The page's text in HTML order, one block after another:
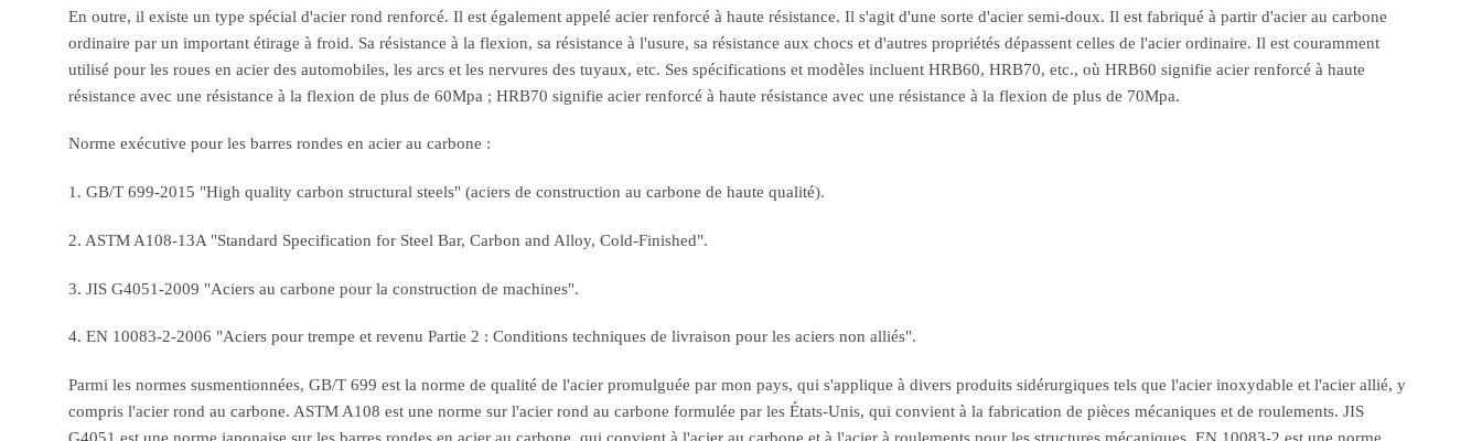
En outre, il existe un type spécial d'acier rond renforcé. Il est également appelé acier renforcé à haute résistance. Il s'agit d'une sorte d'acier semi-doux. Il est fabriqué à partir d'acier au carbone
ordinaire par un important étirage à froid. Sa résistance à la flexion, sa résistance à l'usure, sa résistance aux chocs et d'autres propriétés dépassent celles de l'acier ordinaire. Il est couramment
utilisé pour les roues en acier des automobiles, les arcs et les nervures des tuyaux, etc. Ses spécifications et modèles incluent HRB60, HRB70, etc., où HRB60 signifie acier renforcé à haute
résistance avec une résistance à la flexion de plus de 60Mpa ; HRB70 signifie acier renforcé à haute résistance avec une résistance à la flexion de plus de 70Mpa.
Norme exécutive pour les barres rondes en acier au carbone :
1. GB/T 699-2015 "High quality carbon structural steels" (aciers de construction au carbone de haute qualité).
2. ASTM A108-13A "Standard Specification for Steel Bar, Carbon and Alloy, Cold-Finished".
3. JIS G4051-2009 "Aciers au carbone pour la construction de machines".
4. EN 10083-2-2006 "Aciers pour trempe et revenu Partie 2 : Conditions techniques de livraison pour les aciers non alliés".
Parmi les normes susmentionnées, GB/T 699 est la norme de qualité de l'acier promulguée par mon pays, qui s'applique à divers produits sidérurgiques tels que l'acier inoxydable et l'acier allié, y
compris l'acier rond au carbone. ASTM A108 est une norme sur l'acier rond au carbone formulée par les États-Unis, qui convient à la fabrication de pièces mécaniques et de roulements. JIS